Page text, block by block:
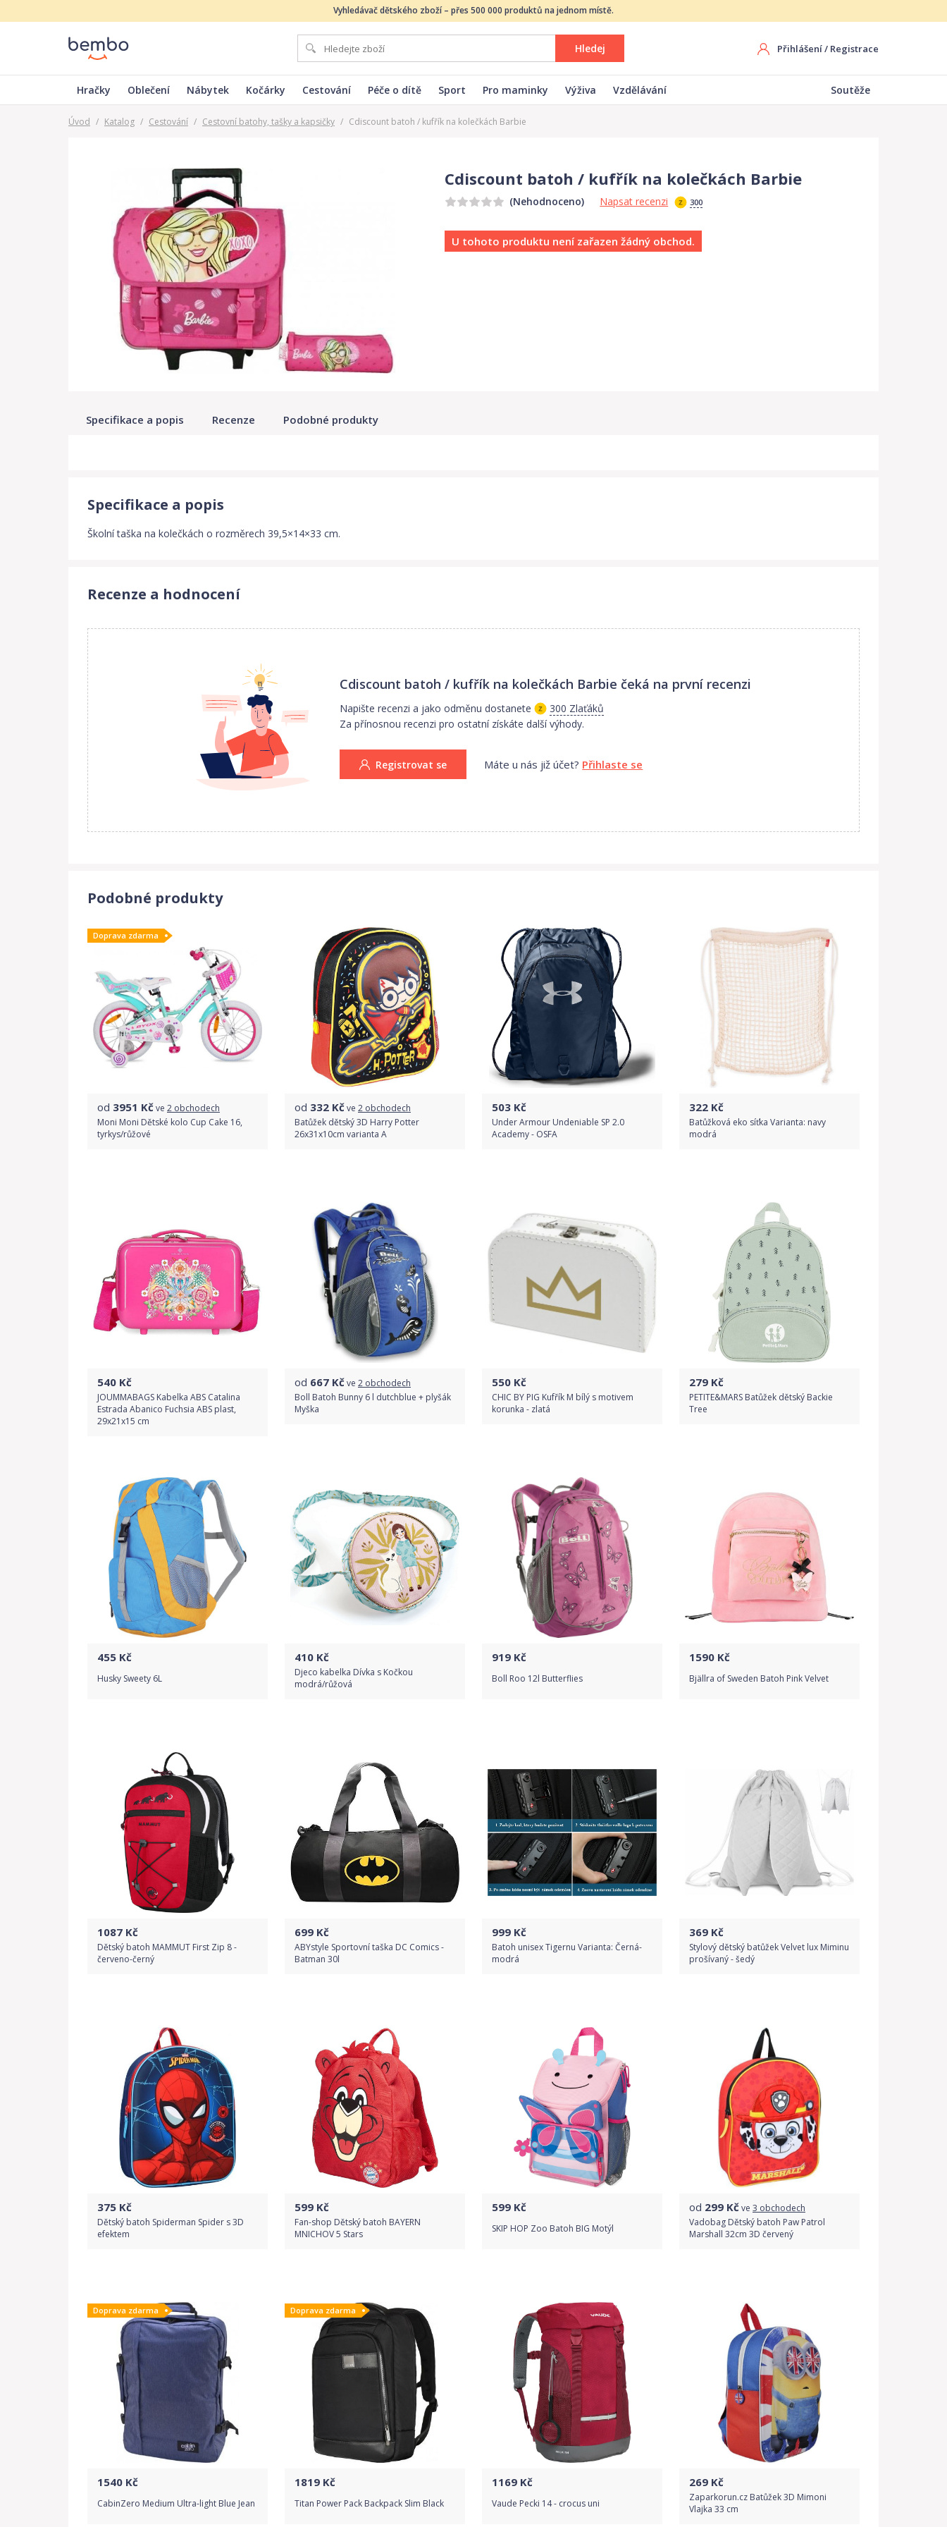
Vyhledávač dětského zboží – přes 500 000 produktů na jednom místě.
Hledej Přihlášení/ Registrace
Hračky Oblečení Nábytek Kočárky Cestování Péče o dítě Sport Pro maminky Výživa Vzdělávání Soutěže
Úvod / Katalog / Cestování / Cestovní batohy, tašky a kapsičky / Cdiscount batoh / kufřík na kolečkách Barbie
Cdiscount batoh / kufřík na kolečkách Barbie
(Nehodnoceno) Napsat recenzi 300
U tohoto produktu není zařazen žádný obchod.
Specifikace a popis Recenze Podobné produkty
Specifikace a popis
Školní taška na kolečkách o rozměrech 39,5×14×33 cm.
Recenze a hodnocení
Cdiscount batoh / kufřík na kolečkách Barbie čeká na první recenzi
Napište recenzi a jako odměnu dostanete
300 Zlaťáků
Za přínosnou recenzi pro ostatní získáte další výhody.
Registrovat se Máte u nás již účet? Přihlaste se
Podobné produkty
Doprava zdarma
od 3951 Kčve 2 obchodech
Moni Moni Dětské kolo Cup Cake 16,
tyrkys/růžové
od 332 Kčve 2 obchodech
Batůžek dětský 3D Harry Potter
26x31x10cm varianta A
503 Kč
Under Armour Undeniable SP 2.0
Academy - OSFA
Detail produktu
322 Kč
Batůžková eko síťka Varianta: navy
modrá
Detail produktu
540 Kč
JOUMMABAGS Kabelka ABS Catalina
Estrada Abanico Fuchsia ABS plast,
29x21x15 cm
Detail produktu
od 667 Kčve 2 obchodech
Boll Batoh Bunny 6 l dutchblue + plyšák
Myška
550 Kč
CHIC BY PIG Kufřík M bílý s motivem
korunka - zlatá
Detail produktu
279 Kč
PETITE&MARS Batůžek dětský Backie
Tree
455 Kč
Husky Sweety 6L
Detail produktu
410 Kč
Djeco kabelka Dívka s Kočkou
modrá/růžová
Detail produktu
919 Kč
Boll Roo 12l Butterflies
1590 Kč
Bjällra of Sweden Batoh Pink Velvet
1087 Kč
Dětský batoh MAMMUT First Zip 8 -
červeno-černý
Detail produktu
699 Kč
ABYstyle Sportovní taška DC Comics -
Batman 30l
Detail produktu
999 Kč
Batoh unisex Tigernu Varianta: Černá-
modrá
Detail produktu
369 Kč
Stylový dětský batůžek Velvet lux Miminu
prošívaný - šedý
Detail produktu
375 Kč
Dětský batoh Spiderman Spider s 3D
efektem
Detail produktu
599 Kč
Fan-shop Dětský batoh BAYERN
MNICHOV 5 Stars
Detail produktu
599 Kč
SKIP HOP Zoo Batoh BIG Motýl
Detail produktu
od 299 Kčve 3 obchodech
Vadobag Dětský batoh Paw Patrol
Marshall 32cm 3D červený
Doprava zdarma
1540 Kč
CabinZero Medium Ultra-light Blue Jean
Doprava zdarma
1819 Kč
Titan Power Pack Backpack Slim Black
1169 Kč
Vaude Pecki 14 - crocus uni
269 Kč
Zaparkorun.cz Batůžek 3D Mimoni
Vlajka 33 cm